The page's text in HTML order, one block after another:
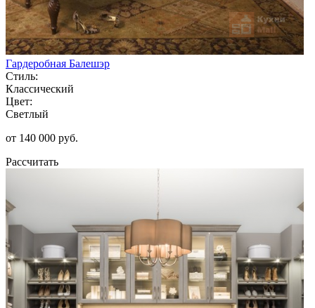
Гардеробная Балешэр
Стиль:
Классический
Цвет:
Светлый
от 140 000 руб.
Рассчитать